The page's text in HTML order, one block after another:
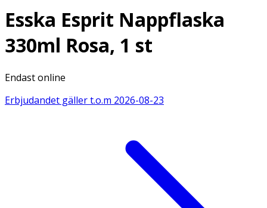
Esska Esprit Nappflaska
330ml Rosa, 1 st
Endast online
Erbjudandet gäller t.o.m 2026-08-23